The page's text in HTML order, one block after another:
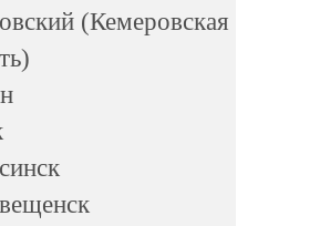
(Кемеровская